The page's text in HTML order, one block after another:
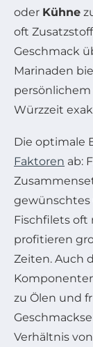
oder Kühne
oft
Geschmack
Marinaden
persönlichem
Würzzeit
Die optimale
Faktoren ab:
gewünschtes
Fischfilets oft
profitieren
Zeiten. Auch
zu Ölen und
Verhältnis